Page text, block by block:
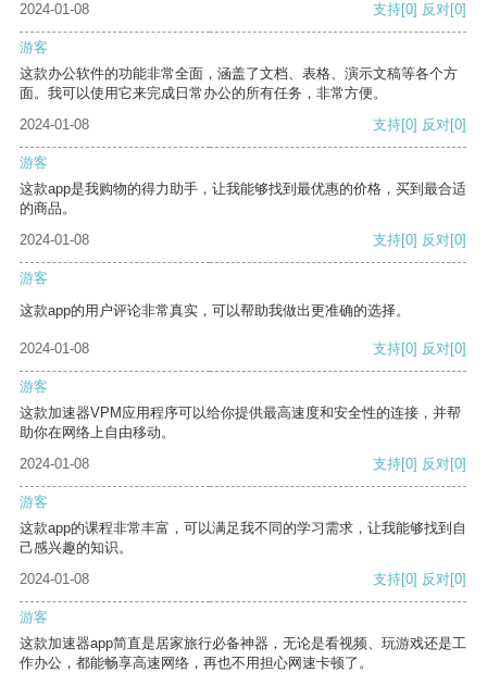
2024-01-08 支持[0] 反对[0]
游客
这款办公软件的功能非常全面，涵盖了文档、表格、演示文稿等各个方
面。我可以使用它来完成日常办公的所有任务，非常方便。
2024-01-08
支持[0] 反对[0]
游客
这款app是我购物的得力助手，让我能够找到最优惠的价格，买到最合适
的商品。
2024-01-08
支持[0] 反对[0]
游客
这款app的用户评论非常真实，可以帮助我做出更准确的选择。
2024-01-08 支持[0] 反对[0]
游客
这款加速器VPM应用程序可以给你提供最高速度和安全性的连接，并帮
助你在网络上自由移动。
2024-01-08
支持[0] 反对[0]
游客
这款app的课程非常丰富，可以满足我不同的学习需求，让我能够找到自
己感兴趣的知识。
2024-01-08
支持[0] 反对[0]
游客
这款加速器app简直是居家旅行必备神器，无论是看视频、玩游戏还是工
作办公，都能畅享高速网络，再也不用担心网速卡顿了。